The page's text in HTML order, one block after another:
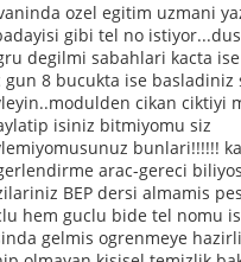
ozel egitim uzmani
gibi tel no
degilmi sabahlari kacta
gun 8 bucukta ise
cikan ciktiyi
isiniz bitmiyomu siz
bunlari!!!!!!
arac-gereci
BEP dersi almamis
hem guclu bide tel nomu
gelmis ogrenmeye